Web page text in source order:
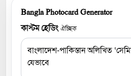
Bangla Photocard Generator
কাস্টম হেডিংঐচ্ছিক